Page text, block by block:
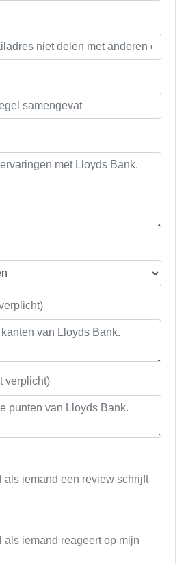
verplicht)
als iemand een review schrijft
als iemand reageert op mijn